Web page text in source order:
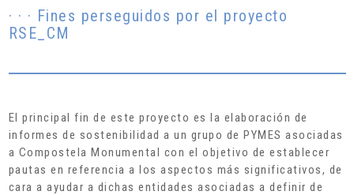
· · · Fines perseguidos por el proyecto
RSE_CM
El principal fin de este proyecto es la elaboración de
informes de sostenibilidad a un grupo de PYMES asociadas
a Compostela Monumental con el objetivo de establecer
pautas en referencia a los aspectos más significativos, de
cara a ayudar a dichas entidades asociadas a definir de